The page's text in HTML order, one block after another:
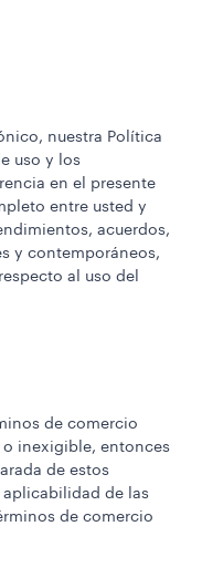
nuestra Política
uso y los
en el presente
entre usted y
acuerdos,
y contemporáneos,
al uso del
de comercio
inexigible, entonces
de estos
aplicabilidad de las
de comercio